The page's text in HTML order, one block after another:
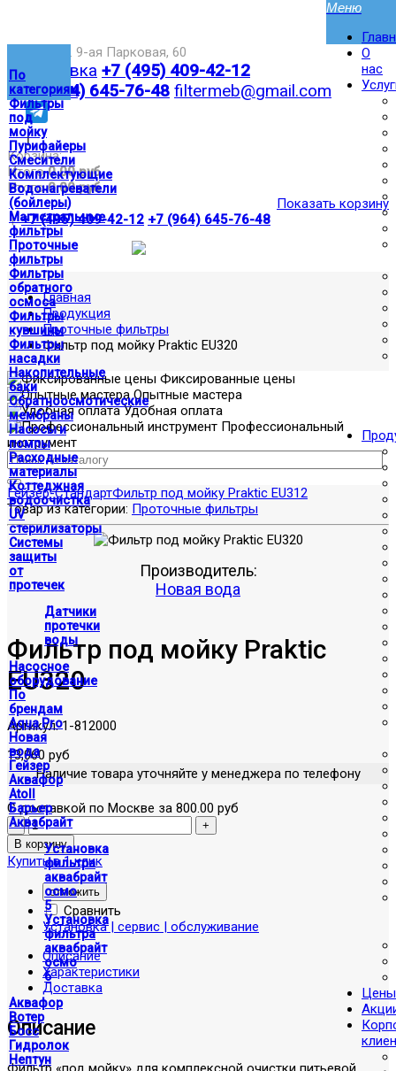
По
категориям
Фильтры
под
мойку
Пурифайеры
Смесители
Комплектующие
Водонагреватели
(бойлеры)
Магистральные
фильтры
Проточные
фильтры
Фильтры
обратного
осмоса
Фильтры
кувшины
Фильтры
насадки
Накопительные
баки
Обратноосмотические
мембраны
Насосы и
помпы
Расходные
материалы
Коттеджная
водоочистка
UV
стерилизаторы
Системы
защиты
от
протечек
Датчики
протечки
воды
Насосное
оборудование
По
брендам
Aqua Pro
Новая
вода
Гейзер
Аквафор
Atoll
Барьер
Аквабрайт
Установка
фильтра
аквабрайт
осмо
5
Установка
фильтра
аквабрайт
осмо
6
Аквафор
Вотер
Босс
Гидролок
Нептун
Москва,ул. 9-ая Парковая, 60
Доставка +7 (495) 409-42-12
+7 (964) 645-76-48 filtermeb@gmail.com
|
Корзина:
Итого0.00 руб
Итого0.00 руб
Показать корзину
| +7 (495) 409-42-12 +7 (964) 645-76-48
О
нас
Цены
Главная
Продукция
Проточные фильтры
Фильтр под мойку Praktic EU320
Фиксированные цены
Опытные мастера
Удобная оплата
Профессиональный
инструмент
Гейзер-СтандартФильтр под мойку Praktic EU312
Товар из категории: Проточные фильтры
Производитель:
Новая вода
Фильтр под мойку Praktic
EU320
Артикул:1-812000
13,060 руб
Наличие товара уточняйте у менеджера по телефону
С доставкой по Москве за 800.00 руб
Купить в 1 клик
отложить
Сравнить
Установка | сервис | обслуживание
Описание
Характеристики
Доставка
Описание